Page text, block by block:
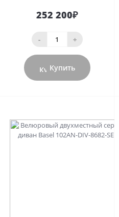
252 200₽
- +
Купить